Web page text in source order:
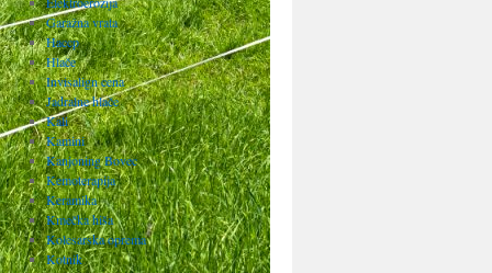
Garažna vrata
Haccp
Hlače
Invisalign cena
Jadralne hlače
Kali
Kamini
Kanjoning Bovec
Kemoterapija
Keramika
Kmečka hiša
Kolesarska oprema
Kotnik